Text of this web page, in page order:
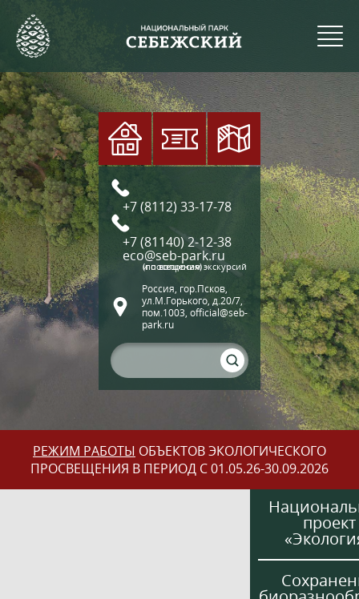
+7 (8112) 33-17-78
+7 (81140) 2-12-38
eco@seb-park.ru
(по вопросам экскурсий и посещения)
Россия, гор.Псков,
ул.М.Горького, д.20/7,
пом.1003, official@seb-
park.ru
РЕЖИМ РАБОТЫ ОБЪЕКТОВ ЭКОЛОГИЧЕСКОГО
ПРОСВЕЩЕНИЯ В ПЕРИОД С 01.05.26-30.09.2026
проект